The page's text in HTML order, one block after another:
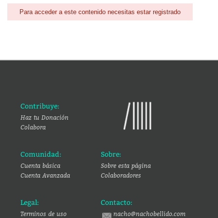
Para acceder a este contenido necesitas estar registrado
Contribuye:
Haz tu Donación
Colabora
Comunidad:
Cuenta básica
Cuenta Avanzada
Sobre:
Sobre esta página
Colaboradores
Legal:
Terminos de uso
Contacto:
nacho@nachobellido.com